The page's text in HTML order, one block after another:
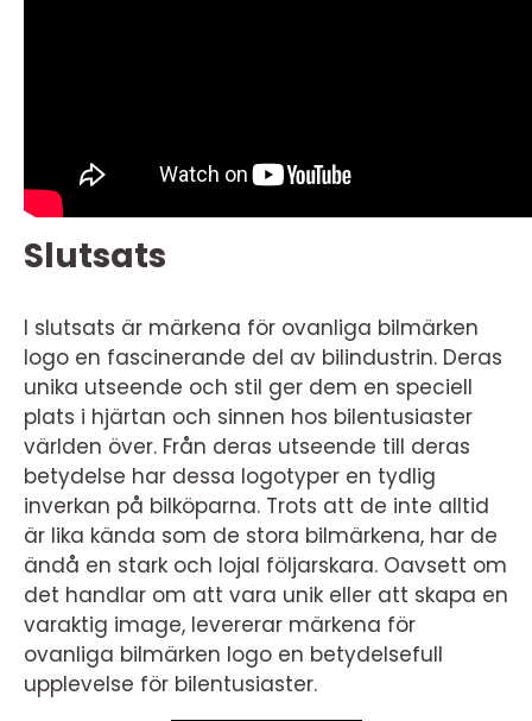
Slutsats
I slutsats är märkena för ovanliga bilmärken
logo en fascinerande del av bilindustrin. Deras
unika utseende och stil ger dem en speciell
plats i hjärtan och sinnen hos bilentusiaster
världen över. Från deras utseende till deras
betydelse har dessa logotyper en tydlig
inverkan på bilköparna. Trots att de inte alltid
är lika kända som de stora bilmärkena, har de
ändå en stark och lojal följarskara. Oavsett om
det handlar om att vara unik eller att skapa en
varaktig image, levererar märkena för
ovanliga bilmärken logo en betydelsefull
upplevelse för bilentusiaster.